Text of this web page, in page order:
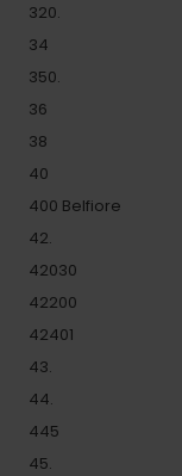
320.
34
350.
36
38
40
400 Belfiore
42.
42030
42200
42401
43.
44.
445
45.